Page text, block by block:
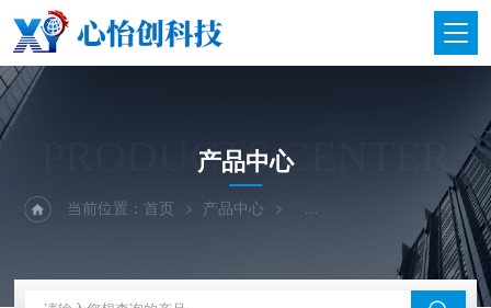
PRODUCTS CENTER
产品中心
当前位置：首页 产品中心 二手仪器-光谱-色谱-质谱